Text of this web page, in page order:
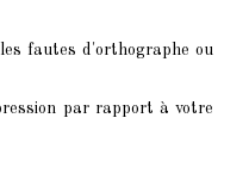
fautes d'orthographe ou
par rapport à votre